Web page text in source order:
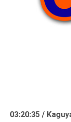
03:20:35 /